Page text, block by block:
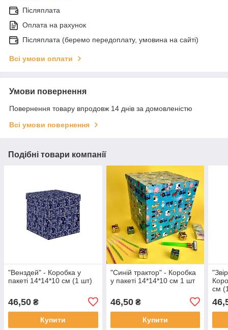
Післяплата
Оплата на рахунок
Післяплата (беремо передоплату, умовина на сайті)
Всі умови оплати
Умови повернення
Повернення товару впродовж 14 днів за домовленістю
Всі умови повернення
Подібні товари компанії
"Венздей" - Коробка у
пакеті 14*14*10 см (1 шт)
46,50 ₴
Купити
"Синій трактор" - Коробка
у пакеті 14*14*10 см 1 шт
46,50₴
Купити
см